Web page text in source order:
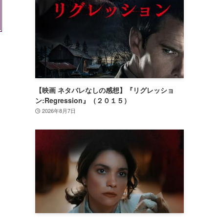
【映画 ネタバレなしの感想】『リグレッショ
ン:Regression』（２０１５）
2026年8月7日